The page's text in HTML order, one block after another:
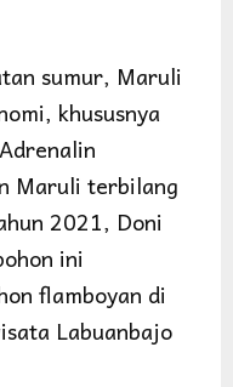
sumur, Maruli
khususnya
Maruli terbilang
2021, Doni
ini
flamboyan di
Labuanbajo